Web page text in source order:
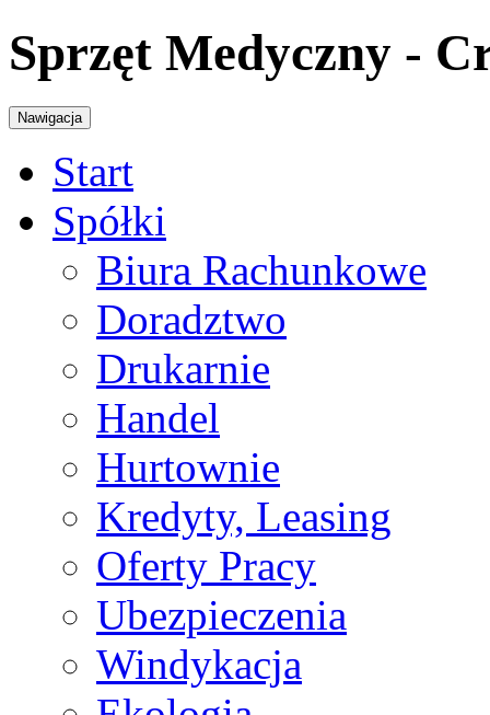
Sprzęt Medyczny -
Nawigacja
Start
Spółki
Biura Rachunkowe
Doradztwo
Drukarnie
Handel
Hurtownie
Kredyty, Leasing
Oferty Pracy
Ubezpieczenia
Windykacja